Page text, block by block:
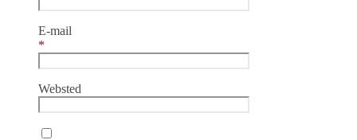
E-mail
*
Websted